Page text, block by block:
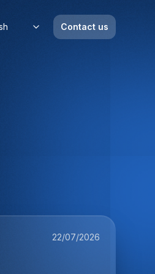
Contact us
22/07/2026